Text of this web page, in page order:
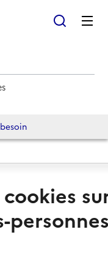
Simone de Beauvoir
de